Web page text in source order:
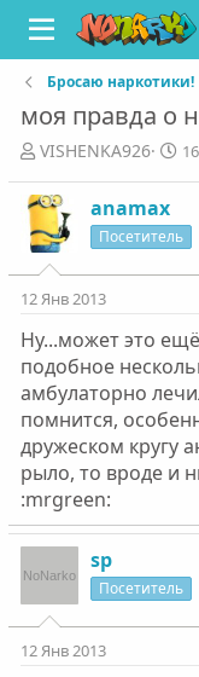
Бросаю наркотики!
моя правда о
А
т
р
т
м
ы
VISHENKA926
Д
н
л
а
anamax
Посетитель
12 Янв 2013
Ну...может это
подобное
амбулаторно
помнится,
дружеском кругу
рыло, то вроде и
:mrgreen:
sp
Посетитель
12 Янв 2013